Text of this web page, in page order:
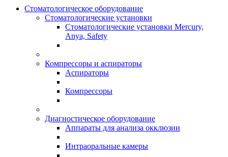
Стоматологическое оборудование
Стоматологические установки
Стоматологические установки Mercury,
Anya, Safety
Компрессоры и аспираторы
Аспираторы
Компрессоры
Диагностическое оборудование
Аппараты для анализа окклюзии
Интраоральные камеры